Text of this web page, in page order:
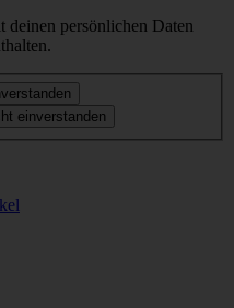
deinen persönlichen Daten